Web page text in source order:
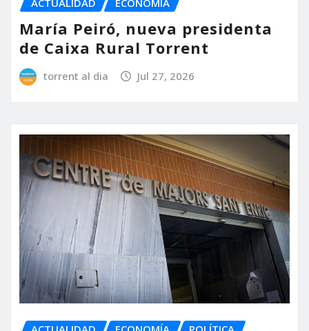
ACTUALIDAD ECONOMÍA
María Peiró, nueva presidenta
de Caixa Rural Torrent
torrent al dia Jul 27, 2026